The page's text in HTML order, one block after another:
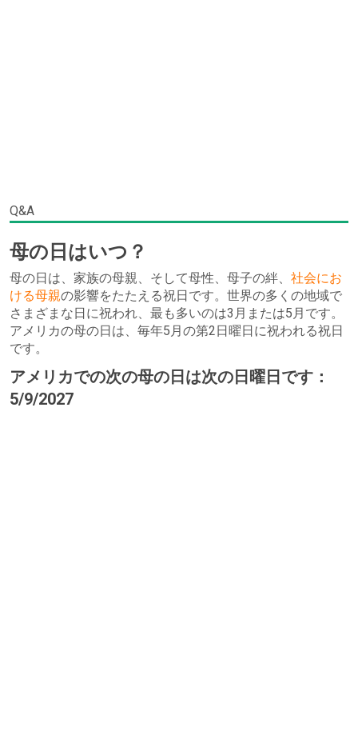
Q&A
母の日はいつ？
母の日は、家族の母親、そして母性、母子の絆、 社会にお
ける母親の影響をたたえる祝日です。世界の多くの地域で
さまざまな日に祝われ、最も多いのは3月または5月です。
アメリカの母の日は、毎年5月の第2日曜日に祝われる祝日
です。
アメリカでの次の母の日は次の日曜日です：
5/9/2027